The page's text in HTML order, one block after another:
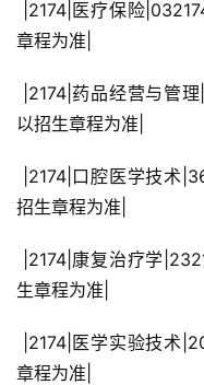
章程为准|
以招生章程为准|
招生章程为准|
生章程为准|
章程为准|